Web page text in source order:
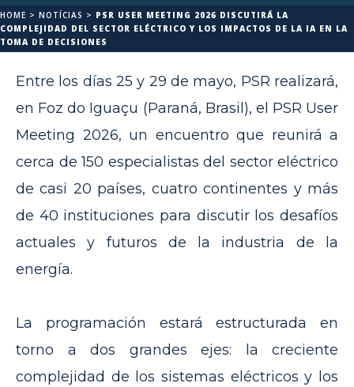
HOME > NOTÍCIAS > PSR USER MEETING 2026 DISCUTIRÁ LA
COMPLEJIDAD DEL SECTOR ELÉCTRICO Y LOS IMPACTOS DE LA IA EN LA
TOMA DE DECISIONES
Entre los días 25 y 29 de mayo, PSR realizará,
en Foz do Iguaçu (Paraná, Brasil), el PSR User
Meeting 2026, un encuentro que reunirá a
cerca de 150 especialistas del sector eléctrico
de casi 20 países, cuatro continentes y más
de 40 instituciones para discutir los desafíos
actuales y futuros de la industria de la
energía.
La programación estará estructurada en
torno a dos grandes ejes: la creciente
complejidad de los sistemas eléctricos y los